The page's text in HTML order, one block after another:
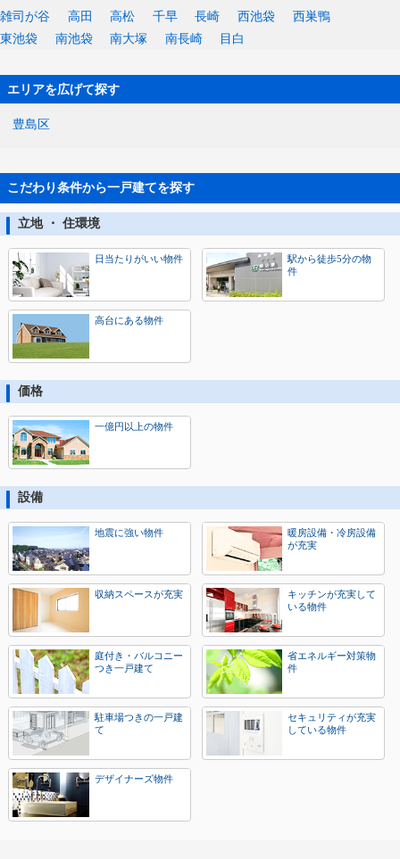
雑司が谷
高田 高松 千早 長崎 西池袋
西巣鴨
東池袋
南池袋 南大塚 南長崎 目白
エリアを広げて探す
豊島区
こだわり条件から一戸建てを探す
立地 ・ 住環境
日当たりがいい物件
駅から徒歩5分の物
件
高台にある物件
価格
一億円以上の物件
設備
地震に強い物件
暖房設備・冷房設備
が充実
収納スペースが充実
キッチンが充実して
いる物件
庭付き・バルコニー
つき一戸建て
省エネルギー対策物
件
駐車場つきの一戸建
て
セキュリティが充実
している物件
デザイナーズ物件